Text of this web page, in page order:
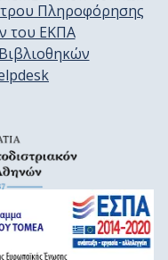
Πληροφόρησης
του ΕΚΠΑ